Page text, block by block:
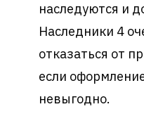
наследуются и
Наследники 4
отказаться от
если
невыгодно.